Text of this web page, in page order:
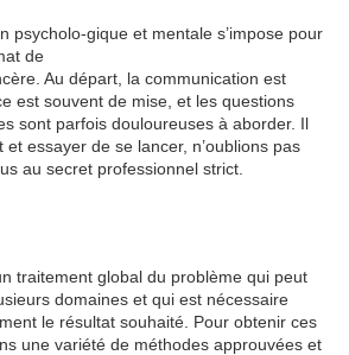
psycholo-gique et mentale s’impose pour
de
Au départ, la communication est
est souvent de mise, et les questions
sont parfois douloureuses à aborder. Il
essayer de se lancer, n’oublions pas
au secret professionnel strict.
traitement global du problème qui peut
domaines et qui est nécessaire
le résultat souhaité. Pour obtenir ces
une variété de méthodes approuvées et